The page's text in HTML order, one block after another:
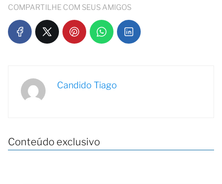
COMPARTILHE COM SEUS AMIGOS
Candido Tiago
Conteúdo exclusivo